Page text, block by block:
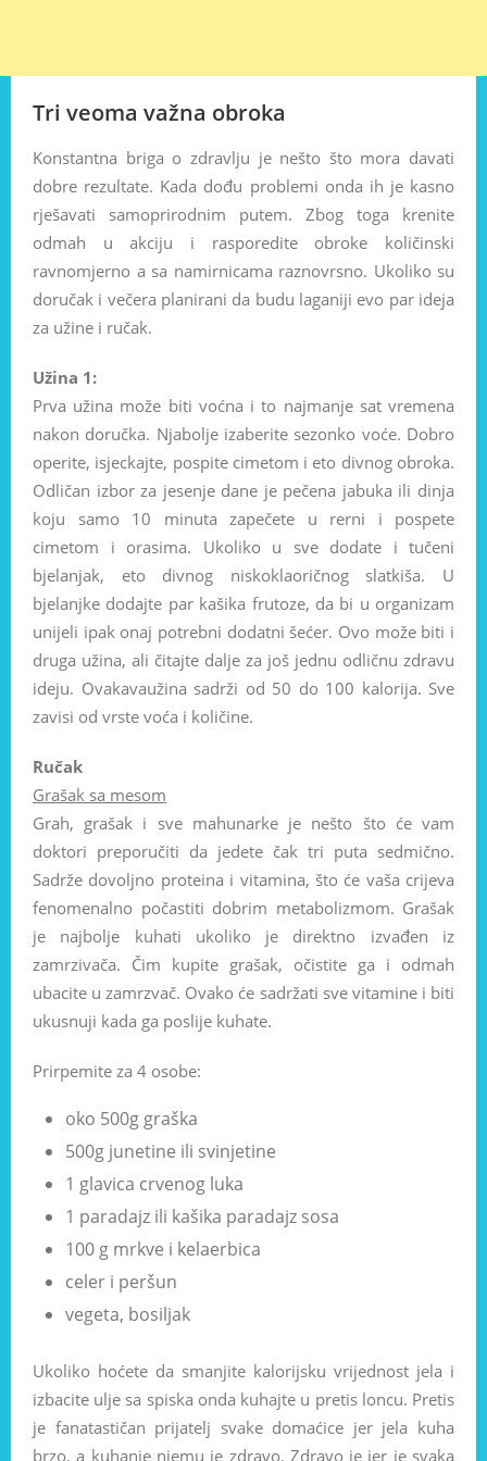
Tri veoma važna obroka
Konstantna briga o zdravlju je nešto što mora davati
dobre rezultate. Kada dođu problemi onda ih je kasno
rješavati samoprirodnim putem. Zbog toga krenite
odmah u akciju i rasporedite obroke količinski
ravnomjerno a sa namirnicama raznovrsno. Ukoliko su
doručak i večera planirani da budu laganiji evo par ideja
za užine i ručak.
Užina 1:
Prva užina može biti voćna i to najmanje sat vremena
nakon doručka. Njabolje izaberite sezonko voće. Dobro
operite, isjeckajte, pospite cimetom i eto divnog obroka.
Odličan izbor za jesenje dane je pečena jabuka ili dinja
koju samo 10 minuta zapečete u rerni i pospete
cimetom i orasima. Ukoliko u sve dodate i tučeni
bjelanjak, eto divnog niskoklaoričnog slatkiša. U
bjelanjke dodajte par kašika frutoze, da bi u organizam
unijeli ipak onaj potrebni dodatni šećer. Ovo može biti i
druga užina, ali čitajte dalje za još jednu odličnu zdravu
ideju. Ovakavaužina sadrži od 50 do 100 kalorija. Sve
zavisi od vrste voća i količine.
Ručak
Grašak sa mesom
Grah, grašak i sve mahunarke je nešto što će vam
doktori preporučiti da jedete čak tri puta sedmično.
Sadrže dovoljno proteina i vitamina, što će vaša crijeva
fenomenalno počastiti dobrim metabolizmom. Grašak
je najbolje kuhati ukoliko je direktno izvađen iz
zamrzivača. Čim kupite grašak, očistite ga i odmah
ubacite u zamrzvač. Ovako će sadržati sve vitamine i biti
ukusnuji kada ga poslije kuhate.
Prirpemite za 4 osobe:
oko 500g graška
500g junetine ili svinjetine
1 glavica crvenog luka
1 paradajz ili kašika paradajz sosa
100 g mrkve i kelaerbica
celer i peršun
vegeta, bosiljak
Ukoliko hoćete da smanjite kalorijsku vrijednost jela i
izbacite ulje sa spiska onda kuhajte u pretis loncu. Pretis
je fanatastičan prijatelj svake domaćice jer jela kuha
brzo, a kuhanje njemu je zdravo. Zdravo je jer je svaka